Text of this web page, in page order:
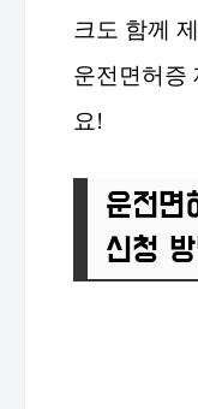
크도 함께
운전면허증
요!
운전면
신청 방